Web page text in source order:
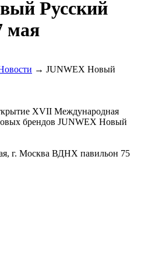
Русский
мая
→ JUNWEX Новый
XVII Международная
брендов JUNWEX Новый
г. Москва ВДНХ павильон 75